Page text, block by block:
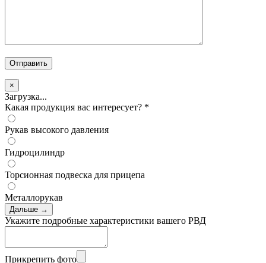
×
Загрузка...
Какая продукция вас интересует? *
Рукав высокого давления
Гидроцилиндр
Торсионная подвеска для прицепа
Металлорукав
Дальше →
Укажите подробные характеристики вашего РВД
Прикрепить фото